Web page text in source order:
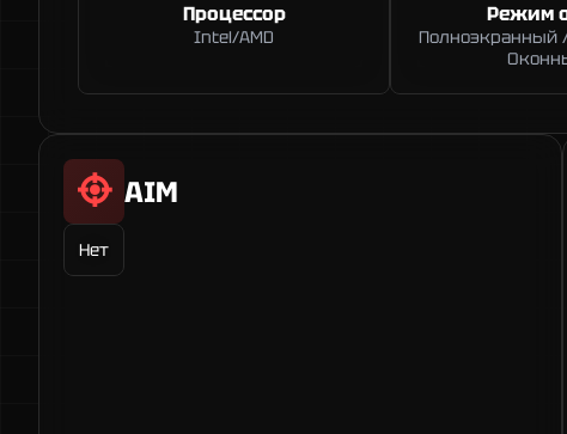
Процессор
Intel/AMD
Режим
Полноэкранный
AIM
Нет